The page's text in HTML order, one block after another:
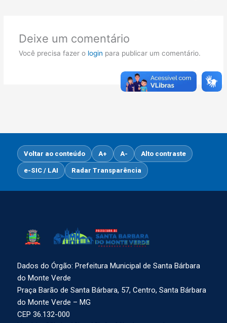
Deixe um comentário
Você precisa fazer o login para publicar um comentário.
Voltar ao conteúdo A+ A- Alto contraste
e-SIC / LAI Radar Transparência
Dados do Órgão: Prefeitura Municipal de Santa Bárbara
do Monte Verde
Praça Barão de Santa Bárbara, 57, Centro, Santa Bárbara
do Monte Verde – MG
CEP 36.132-000